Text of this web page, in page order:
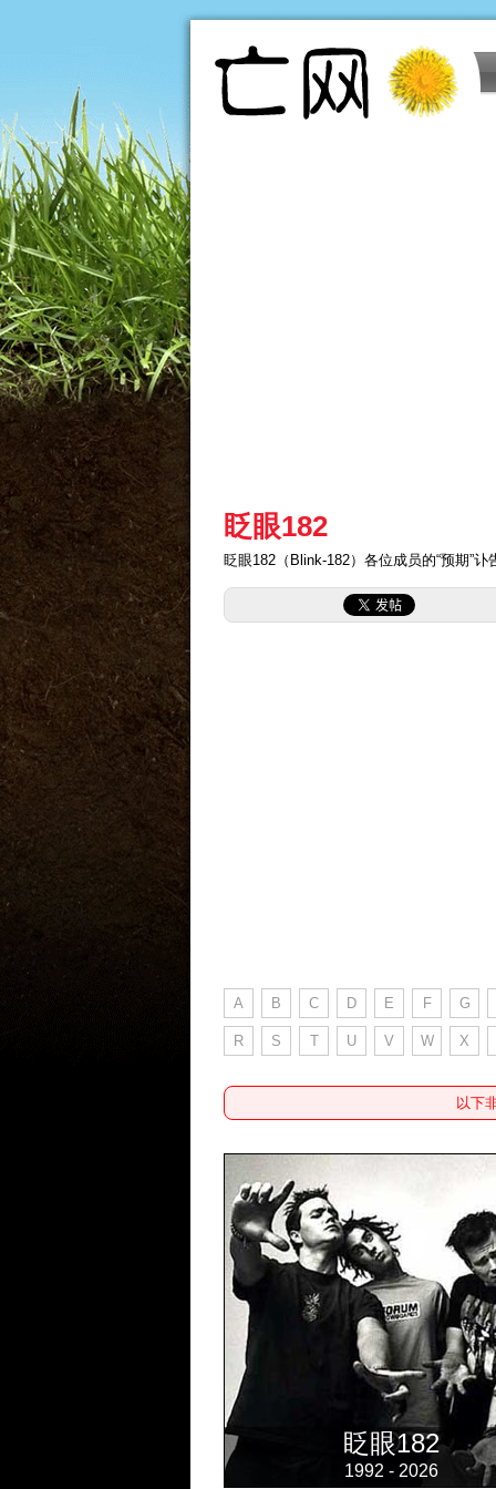
眨眼182
眨眼182（Blink-182）各位成员的“预期”讣
A B C D E F G
R S T U V W X
以下
眨眼182
1992 - 2026